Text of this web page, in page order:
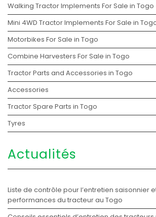
Walking Tractor Implements For Sale in Togo
Mini 4WD Tractor Implements For Sale in
Motorbikes For Sale in Togo
Combine Harvesters For Sale in Togo
Tractor Parts and Accessories in Togo
Accessories
Tractor Spare Parts in Togo
Tyres
Actualités
Liste de contrôle pour l’entretien saisonnier
performances du tracteur au Togo